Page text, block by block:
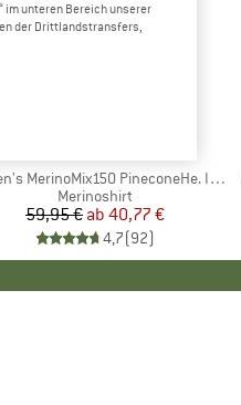
MerinoMix150 PineconeHe. II T-Shirt
Produktgruppe
Merinoshirt
Preis
59,95 € reduzierter Preis
ab 40,77 €
4,7(92)
im unteren Bereich unserer
der Drittlandstransfers,